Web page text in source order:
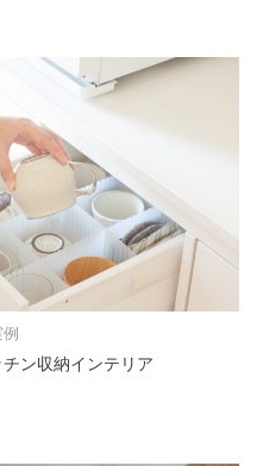
ン収納インテリア